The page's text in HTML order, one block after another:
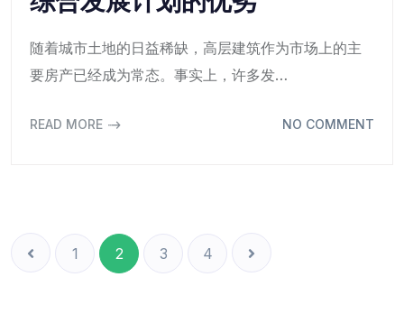
随着城市土地的日益稀缺，高层建筑作为市场上的主
要房产已经成为常态。事实上，许多发…
READ MORE NO COMMENT
1 2 3 4